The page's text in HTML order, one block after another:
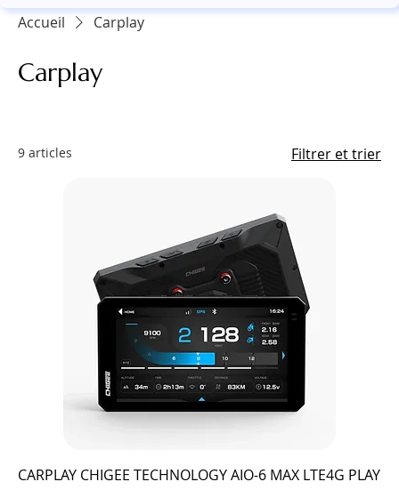
Accueil Carplay
Carplay
9 articles Filtrer et trier
CARPLAY CHIGEE TECHNOLOGY AIO-6 MAX LTE4G PLAY